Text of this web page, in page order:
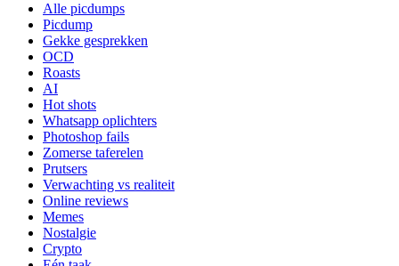
Alle picdumps
Picdump
Gekke gesprekken
OCD
Roasts
AI
Hot shots
Whatsapp oplichters
Photoshop fails
Zomerse taferelen
Prutsers
Verwachting vs realiteit
Online reviews
Memes
Nostalgie
Crypto